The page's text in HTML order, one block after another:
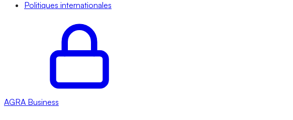
Politiques internationales
AGRA Business